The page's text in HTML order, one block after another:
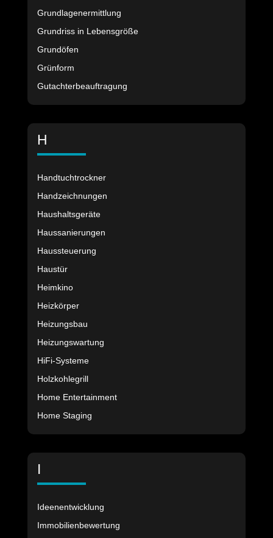
Grundlagenermittlung
Grundriss in Lebensgröße
Grundöfen
Grünform
Gutachterbeauftragung
H
Handtuchtrockner
Handzeichnungen
Haushaltsgeräte
Haussanierungen
Haussteuerung
Haustür
Heimkino
Heizkörper
Heizungsbau
Heizungswartung
HiFi-Systeme
Holzkohlegrill
Home Entertainment
Home Staging
I
Ideenentwicklung
Immobilienbewertung